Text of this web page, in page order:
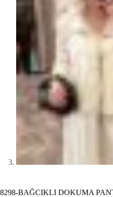
8298-BAĞCIKLI DOKUMA